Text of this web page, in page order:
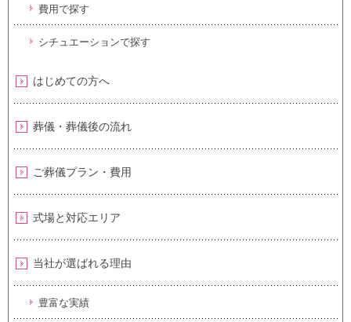
費用で探す
シチュエーションで探す
はじめての方へ
葬儀・葬儀後の流れ
ご葬儀プラン・費用
式場と対応エリア
当社が選ばれる理由
豊富な実績